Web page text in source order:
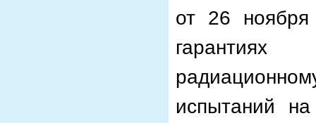
от 26
испытаний